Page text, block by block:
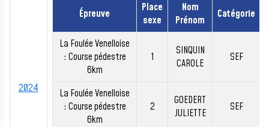
2024
Épreuve
Place
sexe
Nom
Prénom
Catégorie
La Foulée Venelloise
: Course pédestre
6km
1
SINQUIN
CAROLE
SEF
La Foulée Venelloise
: Course pédestre
6km
2
GOEDERT
JULIETTE
SEF